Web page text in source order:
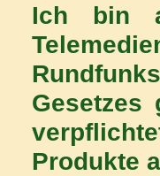
Ich bin
Gesetzes
Produkte